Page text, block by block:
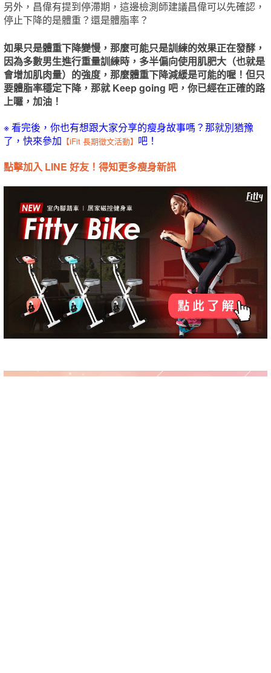
另外，昌偉有提到停滯期，這邊檢測師建議昌偉可以先確認，
停止下降的是體重？還是體脂率？
如果只是體重下降變慢，那麼可能只是訓練的效果正在發酵，
因為多數男生進行重量訓練時，多半偏向使用肌肥大（也就是
會增加肌肉量）的強度，那麼體重下降減緩是可能的喔！但只
要體脂率穩定下降，那就 Keep going 吧，你已經在正確的路
上囉，加油！
※ 看完後，你也有想跟大家分享的瘦身故事嗎？那就別猶豫
了，快來參加 【iFit 長期徵文活動】 吧！
點擊加入 LINE 好友！得知更多瘦身新訊